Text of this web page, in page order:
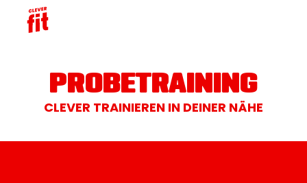
PROBETRAINING
CLEVER TRAINIEREN IN DEINER NÄHE